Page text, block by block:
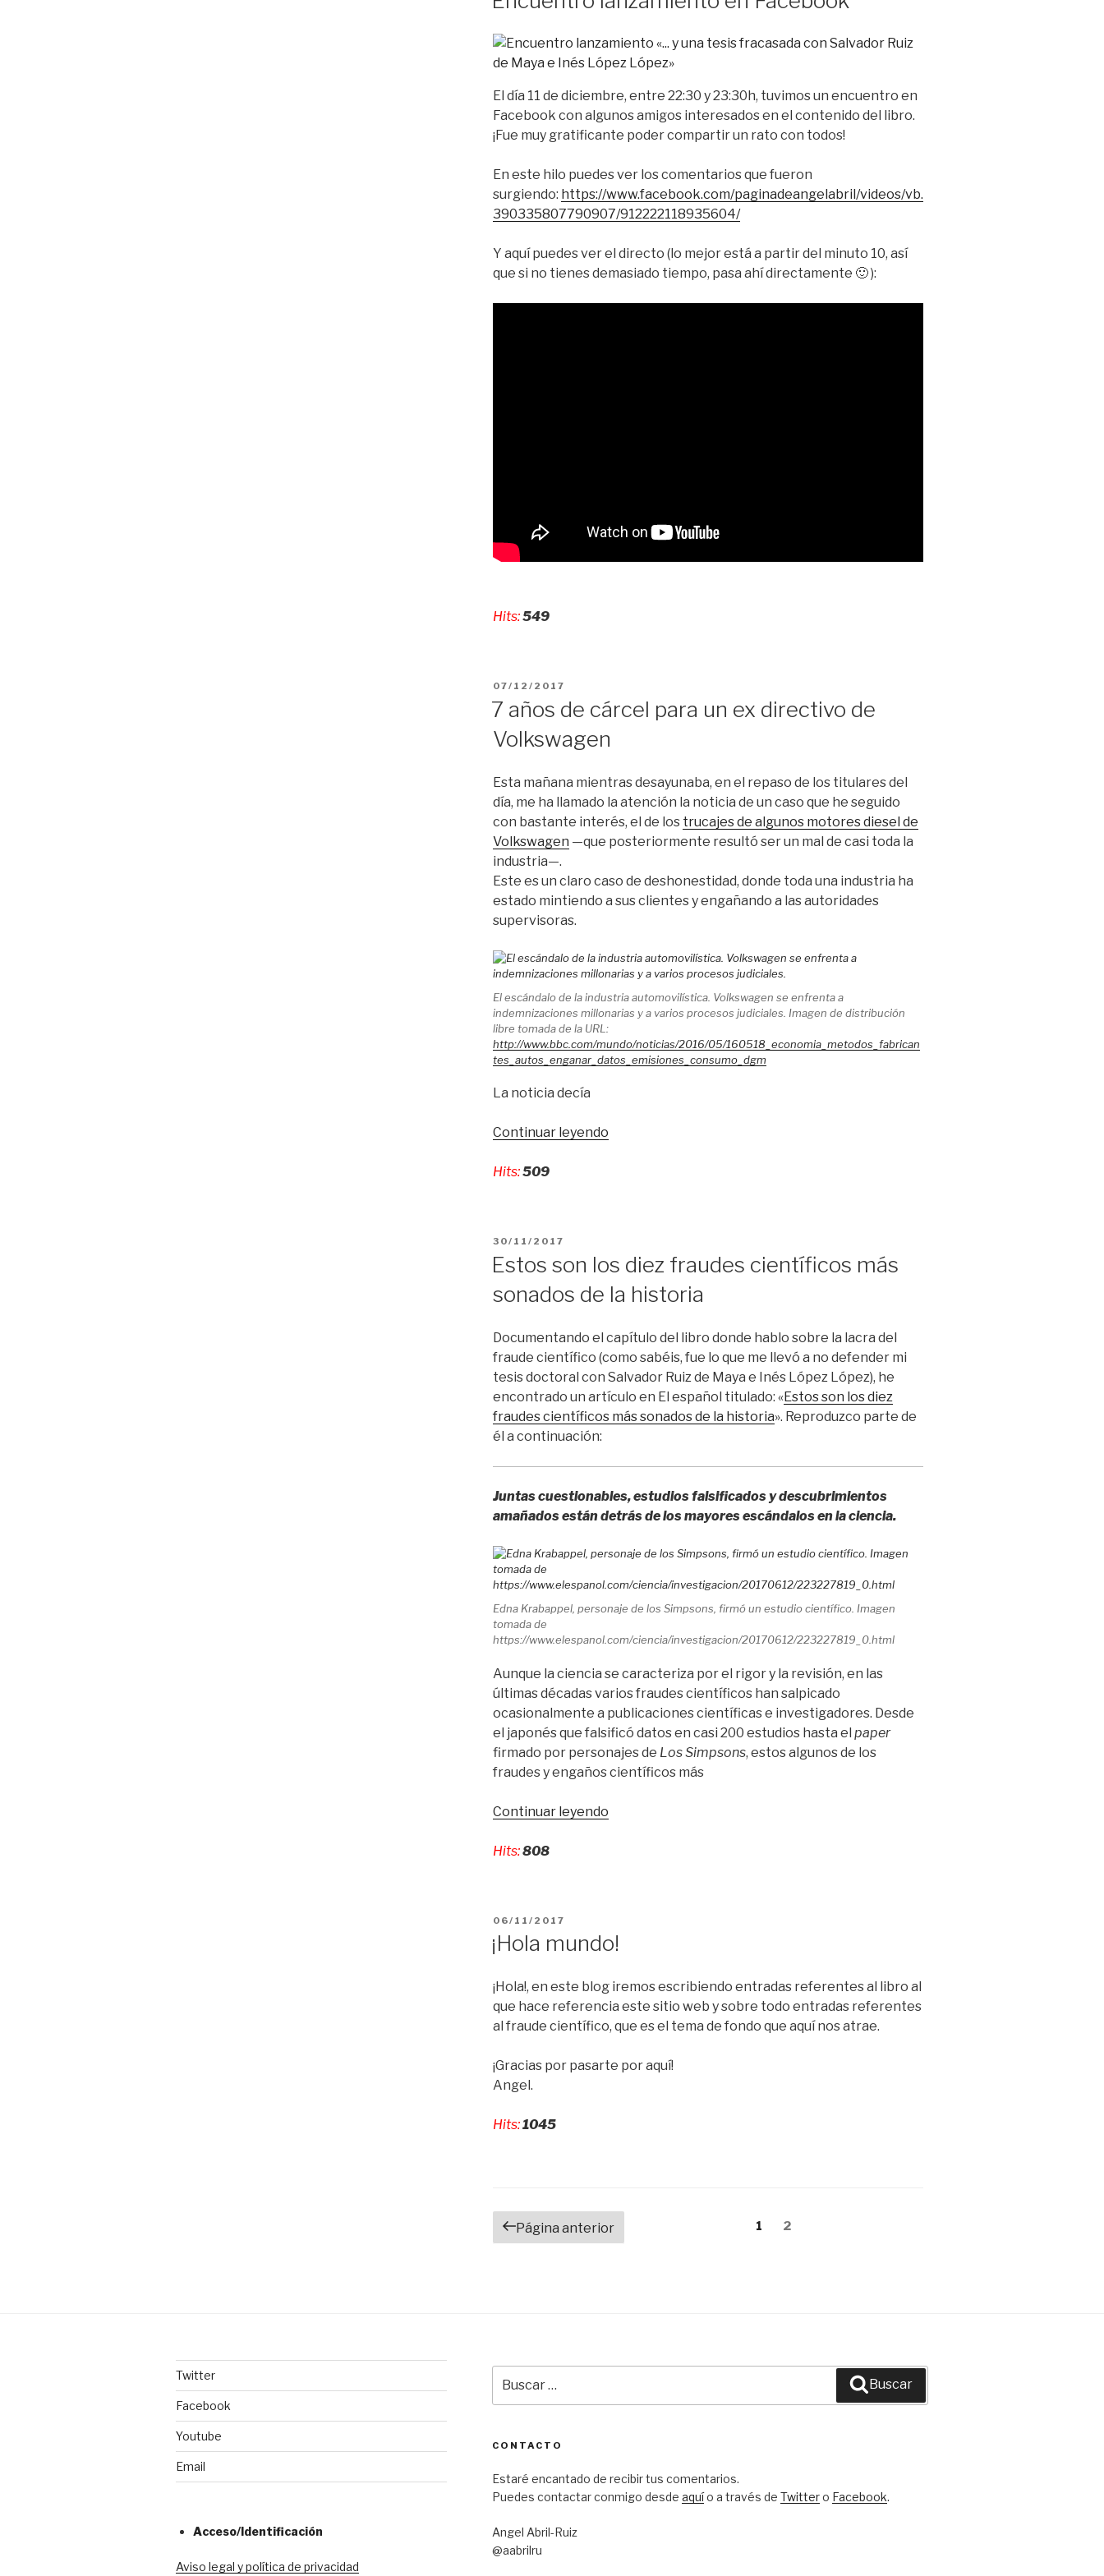
El día 11 de diciembre, entre 22:30 y 23:30h, tuvimos un encuentro en
Facebook con algunos amigos interesados en el contenido del libro.
¡Fue muy gratificante poder compartir un rato con todos!
En este hilo puedes ver los comentarios que fueron
surgiendo: https://www.facebook.com/paginadeangelabril/videos/vb.
390335807790907/912222118935604/
Y aquí puedes ver el directo (lo mejor está a partir del minuto 10, así
que si no tienes demasiado tiempo, pasa ahí directamente 🙂 ):
Hits:549
PUBLICADO
EL
07/12/2017
7 años de cárcel para un ex directivo de
Volkswagen
Esta mañana mientras desayunaba, en el repaso de los titulares del
día, me ha llamado la atención la noticia de un caso que he seguido
con bastante interés, el de los trucajes de algunos motores diesel de
Volkswagen —que posteriormente resultó ser un mal de casi toda la
industria—.
Este es un claro caso de deshonestidad, donde toda una industria ha
estado mintiendo a sus clientes y engañando a las autoridades
supervisoras.
El escándalo de la industria automovilística. Volkswagen se enfrenta a
indemnizaciones millonarias y a varios procesos judiciales. Imagen de distribución
libre tomada de la URL:
http://www.bbc.com/mundo/noticias/2016/05/160518_economia_metodos_fabrican
tes_autos_enganar_datos_emisiones_consumo_dgm
La noticia decía
Continuar leyendo
directivo
de
Hits:509
PUBLICADO
EL
30/11/2017
Estos son los diez fraudes científicos más
sonados de la historia
Documentando el capítulo del libro donde hablo sobre la lacra del
fraude científico (como sabéis, fue lo que me llevó a no defender mi
tesis doctoral con Salvador Ruiz de Maya e Inés López López), he
encontrado un artículo en El español titulado: «Estos son los diez
fraudes científicos más sonados de la historia». Reproduzco parte de
él a continuación:
Juntas cuestionables, estudios falsificados y descubrimientos
amañados están detrás de los mayores escándalos en la ciencia.
Edna Krabappel, personaje de los Simpsons, firmó un estudio científico. Imagen
tomada de
https://www.elespanol.com/ciencia/investigacion/20170612/223227819_0.html
Aunque la ciencia se caracteriza por el rigor y la revisión, en las
últimas décadas varios fraudes científicos han salpicado
ocasionalmente a publicaciones científicas e investigadores. Desde
el japonés que falsificó datos en casi 200 estudios hasta el paper
firmado por personajes de Los Simpsons, estos algunos de los
fraudes y engaños científicos más
Continuar leyendo
sonados
la
historia»
Hits:808
PUBLICADO
EL
06/11/2017
¡Hola mundo!
¡Hola!, en este blog iremos escribiendo entradas referentes al libro al
que hace referencia este sitio web y sobre todo entradas referentes
al fraude científico, que es el tema de fondo que aquí nos atrae.
¡Gracias por pasarte por aquí!
Angel.
Hits:1045
Navegación
Página anterior Página
1 Página
2
Twitter
Facebook
Youtube
Email
Acceso/Identificación
Aviso legal y política de privacidad
por:
Buscar
CONTACTO
Estaré encantado de recibir tus comentarios.
Puedes contactar conmigo desde aquío a través de Twittero Facebook.
Angel Abril-Ruiz
@aabrilru